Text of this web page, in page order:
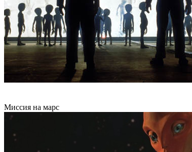
Миссия на марс